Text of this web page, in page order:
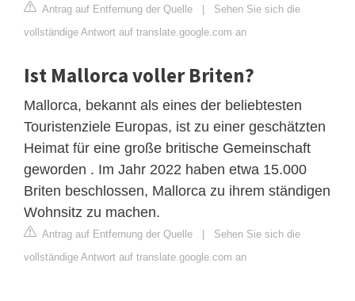
Antrag auf Entfernung der Quelle | Sehen Sie sich die
vollständige Antwort auf translate.google.com an
Ist Mallorca voller Briten?
Mallorca, bekannt als eines der beliebtesten
Touristenziele Europas, ist zu einer geschätzten
Heimat für eine große britische Gemeinschaft
geworden . Im Jahr 2022 haben etwa 15.000
Briten beschlossen, Mallorca zu ihrem ständigen
Wohnsitz zu machen.
Antrag auf Entfernung der Quelle | Sehen Sie sich die
vollständige Antwort auf translate.google.com an